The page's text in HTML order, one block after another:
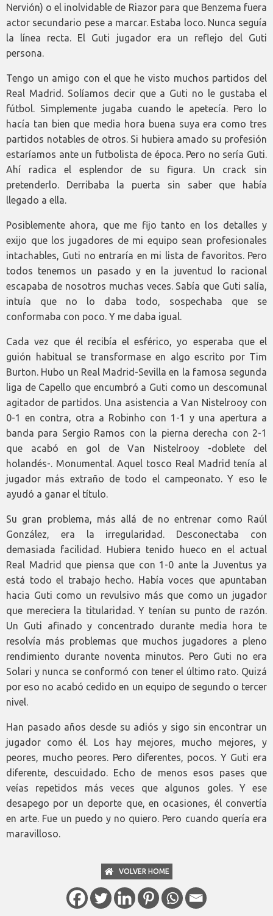
Nervión) o el inolvidable de Riazor para que Benzema fuera
actor secundario pese a marcar. Estaba loco. Nunca seguía
la línea recta. El Guti jugador era un reflejo del Guti
persona.
Tengo un amigo con el que he visto muchos partidos del
Real Madrid. Solíamos decir que a Guti no le gustaba el
fútbol. Simplemente jugaba cuando le apetecía. Pero lo
hacía tan bien que media hora buena suya era como tres
partidos notables de otros. Si hubiera amado su profesión
estaríamos ante un futbolista de época. Pero no sería Guti.
Ahí radica el esplendor de su figura. Un crack sin
pretenderlo. Derribaba la puerta sin saber que había
llegado a ella.
Posiblemente ahora, que me fijo tanto en los detalles y
exijo que los jugadores de mi equipo sean profesionales
intachables, Guti no entraría en mi lista de favoritos. Pero
todos tenemos un pasado y en la juventud lo racional
escapaba de nosotros muchas veces. Sabía que Guti salía,
intuía que no lo daba todo, sospechaba que se
conformaba con poco. Y me daba igual.
Cada vez que él recibía el esférico, yo esperaba que el
guión habitual se transformase en algo escrito por Tim
Burton. Hubo un Real Madrid-Sevilla en la famosa segunda
liga de Capello que encumbró a Guti como un descomunal
agitador de partidos. Una asistencia a Van Nistelrooy con
0-1 en contra, otra a Robinho con 1-1 y una apertura a
banda para Sergio Ramos con la pierna derecha con 2-1
que acabó en gol de Van Nistelrooy -doblete del
holandés-. Monumental. Aquel tosco Real Madrid tenía al
jugador más extraño de todo el campeonato. Y eso le
ayudó a ganar el título.
Su gran problema, más allá de no entrenar como Raúl
González, era la irregularidad. Desconectaba con
demasiada facilidad. Hubiera tenido hueco en el actual
Real Madrid que piensa que con 1-0 ante la Juventus ya
está todo el trabajo hecho. Había voces que apuntaban
hacia Guti como un revulsivo más que como un jugador
que mereciera la titularidad. Y tenían su punto de razón.
Un Guti afinado y concentrado durante media hora te
resolvía más problemas que muchos jugadores a pleno
rendimiento durante noventa minutos. Pero Guti no era
Solari y nunca se conformó con tener el último rato. Quizá
por eso no acabó cedido en un equipo de segundo o tercer
nivel.
Han pasado años desde su adiós y sigo sin encontrar un
jugador como él. Los hay mejores, mucho mejores, y
peores, mucho peores. Pero diferentes, pocos. Y Guti era
diferente, descuidado. Echo de menos esos pases que
veías repetidos más veces que algunos goles. Y ese
desapego por un deporte que, en ocasiones, él convertía
en arte. Fue un puedo y no quiero. Pero cuando quería era
maravilloso.
VOLVER HOME